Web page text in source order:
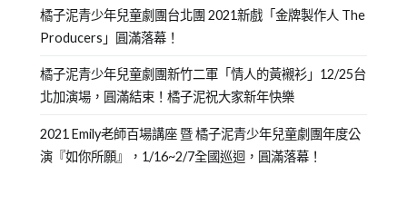
橘子泥青少年兒童劇團台北團 2021新戲「金牌製作人 The
Producers」圓滿落幕！
橘子泥青少年兒童劇團新竹二軍「情人的黃襯衫」12/25台
北加演場，圓滿結束！橘子泥祝大家新年快樂
2021 Emily老師百場講座 暨 橘子泥青少年兒童劇團年度公
演『如你所願』，1/16~2/7全國巡迴，圓滿落幕！